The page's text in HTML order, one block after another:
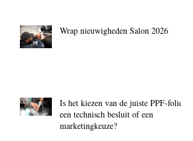
Wrap nieuwigheden Salon 2026
Is het kiezen van de juiste PPF‑folie
een technisch besluit of een
marketingkeuze?